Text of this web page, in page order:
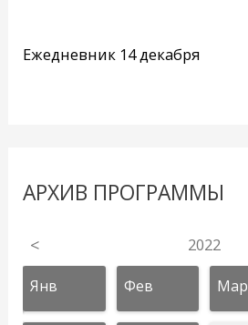
Ежедневник 14 декабря
АРХИВ ПРОГРАММЫ
< 2022
Янв Фев Мар